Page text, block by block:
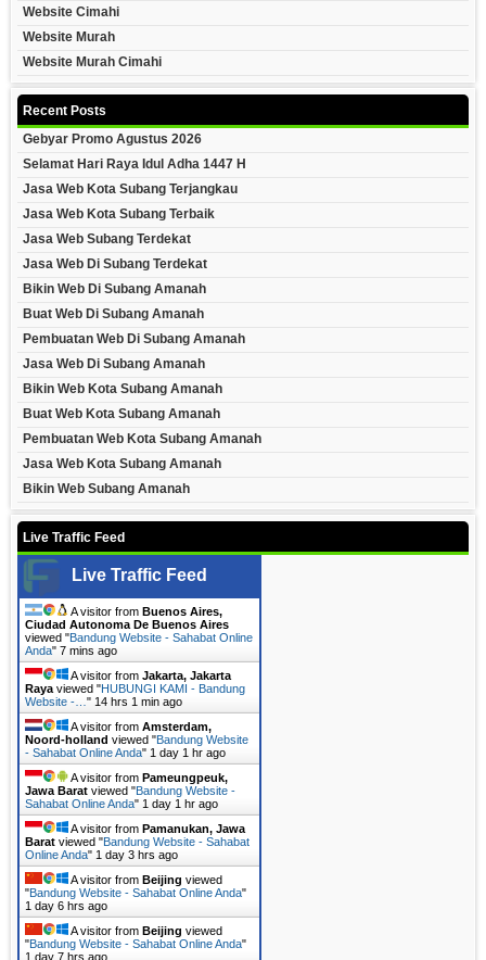
Website Cimahi
Website Murah
Website Murah Cimahi
Recent Posts
Gebyar Promo Agustus 2026
Selamat Hari Raya Idul Adha 1447 H
Jasa Web Kota Subang Terjangkau
Jasa Web Kota Subang Terbaik
Jasa Web Subang Terdekat
Jasa Web Di Subang Terdekat
Bikin Web Di Subang Amanah
Buat Web Di Subang Amanah
Pembuatan Web Di Subang Amanah
Jasa Web Di Subang Amanah
Bikin Web Kota Subang Amanah
Buat Web Kota Subang Amanah
Pembuatan Web Kota Subang Amanah
Jasa Web Kota Subang Amanah
Bikin Web Subang Amanah
Live Traffic Feed
Live Traffic Feed
A visitor from Buenos Aires,
Ciudad Autonoma De Buenos Aires
viewed "Bandung Website - Sahabat Online
Anda" 7 mins ago
A visitor from Jakarta, Jakarta
Raya viewed "HUBUNGI KAMI - Bandung
Website -… " 14 hrs 1 min ago
A visitor from Amsterdam,
Noord-holland viewed "Bandung Website
- Sahabat Online Anda" 1 day 1 hr ago
A visitor from Pameungpeuk,
Jawa Barat viewed "Bandung Website -
Sahabat Online Anda" 1 day 1 hr ago
A visitor from Pamanukan, Jawa
Barat viewed "Bandung Website - Sahabat
Online Anda" 1 day 3 hrs ago
A visitor from Beijing viewed
"Bandung Website - Sahabat Online Anda"
1 day 6 hrs ago
A visitor from Beijing viewed
"Bandung Website - Sahabat Online Anda"
1 day 7 hrs ago